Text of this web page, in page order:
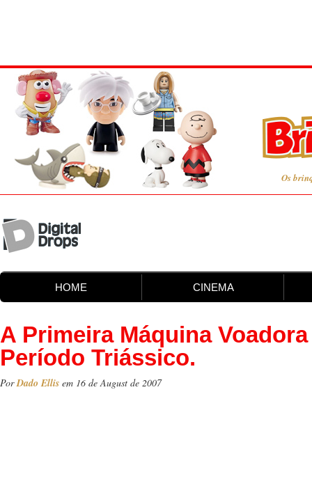
Os
HOME CINEMA
A Primeira Máquina
Período Triássico.
PorDado Ellis em 16 de August de 2007